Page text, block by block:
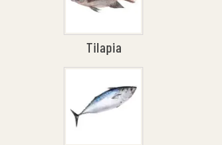
Tilapia